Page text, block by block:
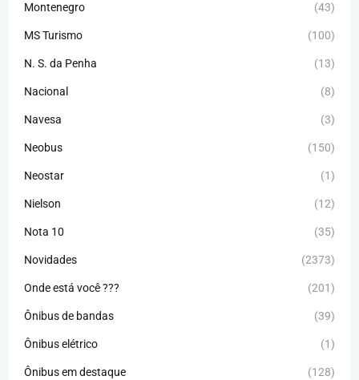
Montenegro (43)
MS Turismo (100)
N. S. da Penha (13)
Nacional (8)
Navesa (3)
Neobus (150)
Neostar (1)
Nielson (12)
Nota 10 (35)
Novidades (2373)
Onde está você ??? (201)
Ônibus de bandas (39)
Ônibus elétrico (1)
Ônibus em destaque (128)